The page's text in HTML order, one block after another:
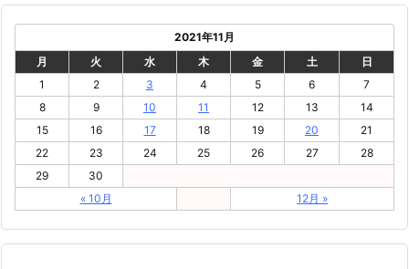
2021年11月
月
火 水 木 金 土 日
« 10月 12月 »
1 2 3 4 5 6
7
8
9 10 11 12 13
14
15
16 17 18 19 20
21
22
23 24 25 26 27
28
29
30